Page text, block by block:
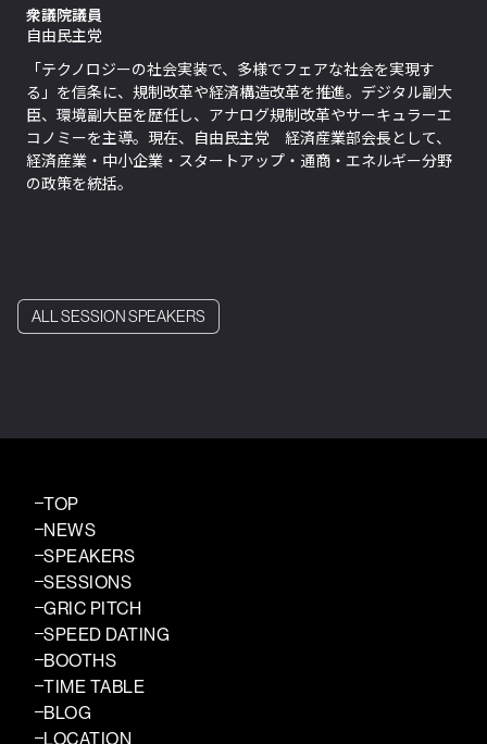
衆議院議員
自由民主党
「テクノロジーの社会実装で、多様でフェアな社会を実現す
る」を信条に、規制改革や経済構造改革を推進。デジタル副大
臣、環境副大臣を歴任し、アナログ規制改革やサーキュラーエ
コノミーを主導。現在、自由民主党 経済産業部会長として、
経済産業・中小企業・スタートアップ・通商・エネルギー分野
の政策を統括。
ALL SESSION SPEAKERS
TOP
NEWS
SPEAKERS
SESSIONS
GRIC PITCH
SPEED DATING
BOOTHS
TIME TABLE
BLOG
LOCATION